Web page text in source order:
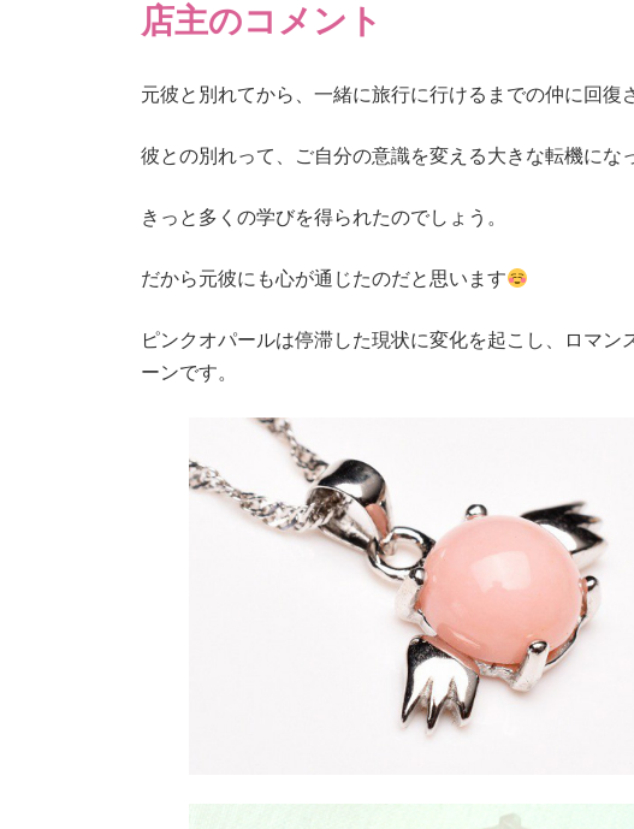
店主のコメント
元彼と別れてから、一緒に旅行に行けるまでの仲に回復
彼との別れって、ご自分の意識を変える大きな転機にな
きっと多くの学びを得られたのでしょう。
だから元彼にも心が通じたのだと思います
ピンクオパールは停滞した現状に変化を起こし、ロマン
ーンです。